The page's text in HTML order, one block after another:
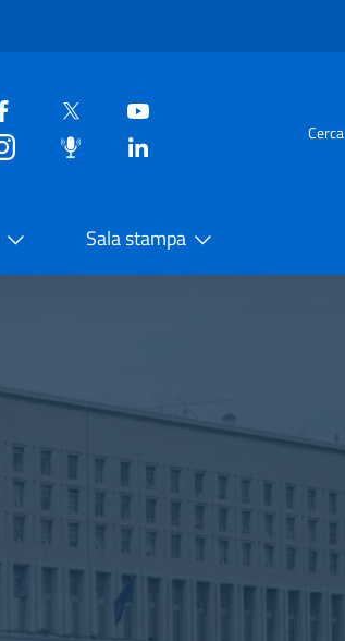
Cerca
Sala stampa
Procedura comparativa pubblica
Minoranze Cristiane 2026
La Farnesina